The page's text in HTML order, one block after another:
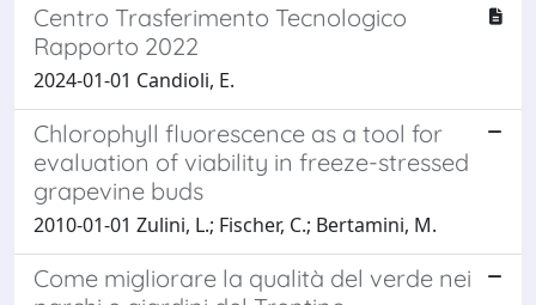
Centro Trasferimento Tecnologico
Rapporto 2022
2024-01-01 Candioli, E.
Chlorophyll fluorescence as a tool for
evaluation of viability in freeze-stressed
grapevine buds
2010-01-01 Zulini, L.; Fischer, C.; Bertamini, M.
Come migliorare la qualità del verde nei